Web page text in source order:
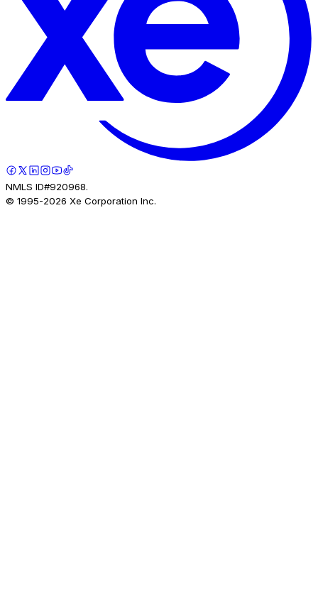
NMLS ID#920968.
© 1995-2026 Xe Corporation Inc.